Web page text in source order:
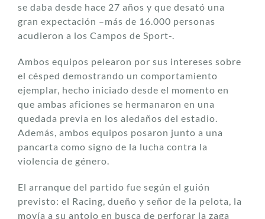
se daba desde hace 27 años y que desató una
gran expectación –más de 16.000 personas
acudieron a los Campos de Sport-.
Ambos equipos pelearon por sus intereses sobre
el césped demostrando un comportamiento
ejemplar, hecho iniciado desde el momento en
que ambas aficiones se hermanaron en una
quedada previa en los aledaños del estadio.
Además, ambos equipos posaron junto a una
pancarta como signo de la lucha contra la
violencia de género.
El arranque del partido fue según el guión
previsto: el Racing, dueño y señor de la pelota, la
movía a su antojo en busca de perforar la zaga